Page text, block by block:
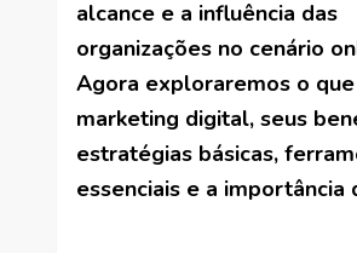
alcance e a influência das
organizações no cenário
Agora exploraremos o
marketing digital, seus
estratégias básicas,
essenciais e a importância